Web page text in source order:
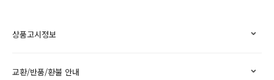
상품고시정보
교환/반품/환불 안내